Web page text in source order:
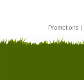
Promotions